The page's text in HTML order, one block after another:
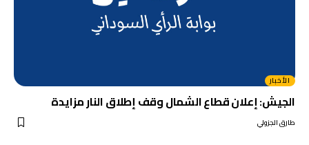
الأخبار
الجيش: إعلان قطاع الشمال وقف إطلاق النار مزايدة
طارق الجزولي